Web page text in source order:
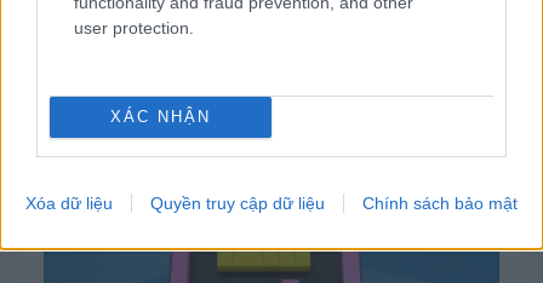
user protection.
XÁC NHẬN
Xóa dữ liệu Quyền truy cập dữ liệu Chính sách bảo mật